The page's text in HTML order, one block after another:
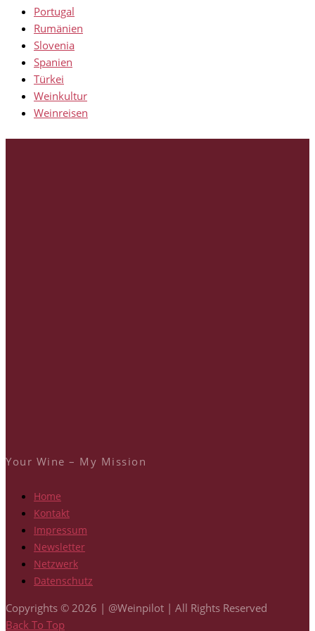
Portugal
Rumänien
Slovenia
Spanien
Türkei
Weinkultur
Weinreisen
Your Wine – My Mission
Home
Kontakt
Impressum
Newsletter
Netzwerk
Datenschutz
Copyrights © 2026 | @Weinpilot | All Rights Reserved
Back To Top